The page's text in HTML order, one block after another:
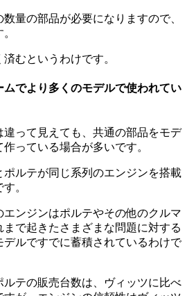
量の部品が必要になりますので、
むというわけです。
ムでより多くのモデルで使われてい
って見えても、共通の部品をモデ
っている場合が多いです。
ルテが同じ系列のエンジンを搭載
。
ンジンはポルテやその他のクルマ
で起きたさまざまな問題に対する
デルですでに蓄積されているわけで
ルテの販売台数は、ヴィッツに比べ